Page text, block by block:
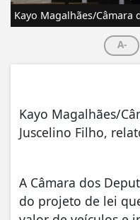
Kayo Magalhães/Câmara
A-
Kayo Magalhães/
Juscelino Filho,
A Câmara dos
do projeto de lei